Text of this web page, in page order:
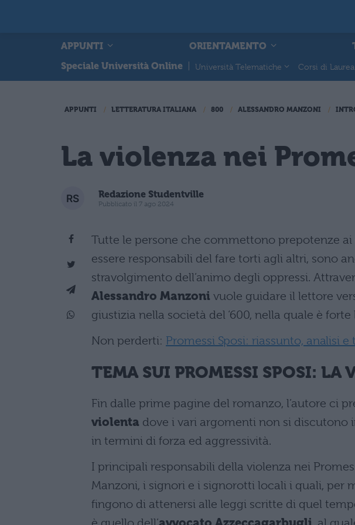
APPUNTI ORIENTAMENTO
Speciale Università Online
Università Telematiche Corsi di
APPUNTI LETTERATURA ITALIANA 800 ALESSANDRO MANZONI
La violenza nei
Redazione Studentville
Pubblicato il 7 ago 2024
Tutte le persone che commettono prepotenze
essere responsabili del fare torti agli altri, sono
stravolgimento dell’animo degli oppressi.
Alessandro Manzoni vuole guidare il lettore
giustizia nella società del ‘600, nella quale è forte
Non perderti: Promessi Sposi: riassunto, analisi
TEMA SUI PROMESSI SPOSI: LA
Fin dalle prime pagine del romanzo, l’autore ci
violenta dove i vari argomenti non si discutono
in termini di forza ed aggressività.
I principali responsabili della violenza nei
Manzoni, i signori e i signorotti locali i quali, per
fingono di attenersi alle leggi scritte di quel